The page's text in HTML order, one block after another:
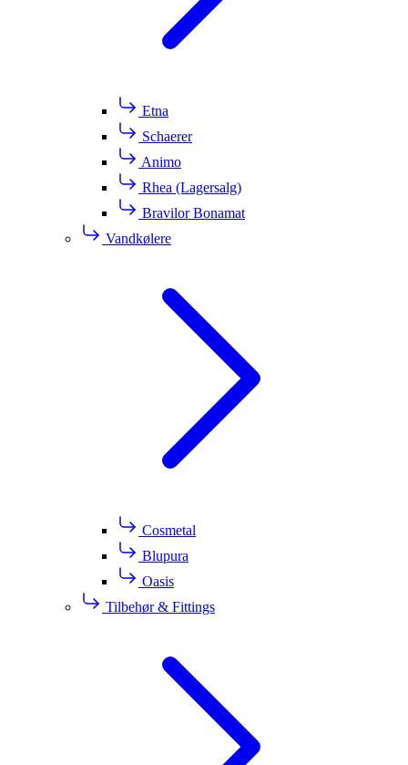
Etna
Schaerer
Animo
Rhea (Lagersalg)
Bravilor Bonamat
Vandkølere
Cosmetal
Blupura
Oasis
Tilbehør & Fittings